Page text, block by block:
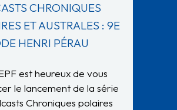
CHRONIQUES
ET AUSTRALES : 9E
HENRI PÉRAU
est heureux de vous
le lancement de la série
Chroniques polaires